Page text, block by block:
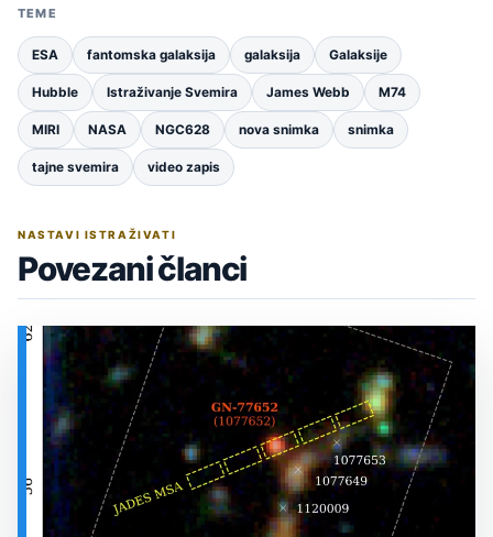
TEME
ESA fantomska galaksija galaksija Galaksije
Hubble Istraživanje Svemira James Webb M74
MIRI NASA NGC628 nova snimka snimka
tajne svemira video zapis
NASTAVI ISTRAŽIVATI
Povezani članci